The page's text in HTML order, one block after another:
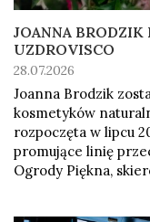
JOANNA
UZDROVISCO
28.07.2026
Joanna Brodzik
kosmetyków
rozpoczęta w lipcu
promujące linię
Ogrody Piękna,